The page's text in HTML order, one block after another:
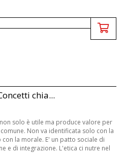
chia...
solo è utile ma produce valore per
Non va identificata solo con la
con la morale. E' un patto sociale di
e di integrazione. L'etica ci nutre nel